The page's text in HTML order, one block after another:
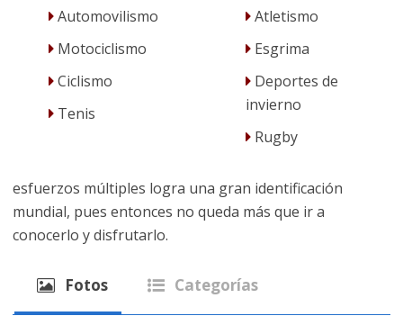
Automovilismo
Motociclismo
Ciclismo
Tenis
Atletismo
Esgrima
Deportes de
invierno
Rugby
esfuerzos múltiples logra una gran identificación
mundial, pues entonces no queda más que ir a
conocerlo y disfrutarlo.
Fotos Categorías